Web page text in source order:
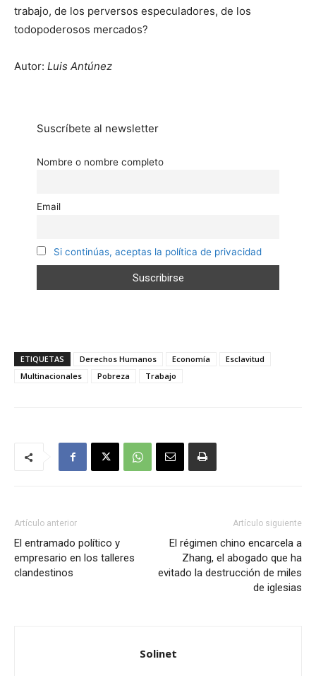
trabajo, de los perversos especuladores, de los
todopoderosos mercados?
Autor: Luis Antúnez
Suscríbete al newsletter
Nombre o nombre completo
Email
Si continúas, aceptas la política de privacidad
ETIQUETAS Derechos Humanos Economía
Esclavitud
Multinacionales
Pobreza Trabajo
Artículo anterior
El entramado político y
empresario en los talleres
clandestinos
Artículo siguiente
El régimen chino encarcela a
Zhang, el abogado que ha
evitado la destrucción de miles
de iglesias
Solinet